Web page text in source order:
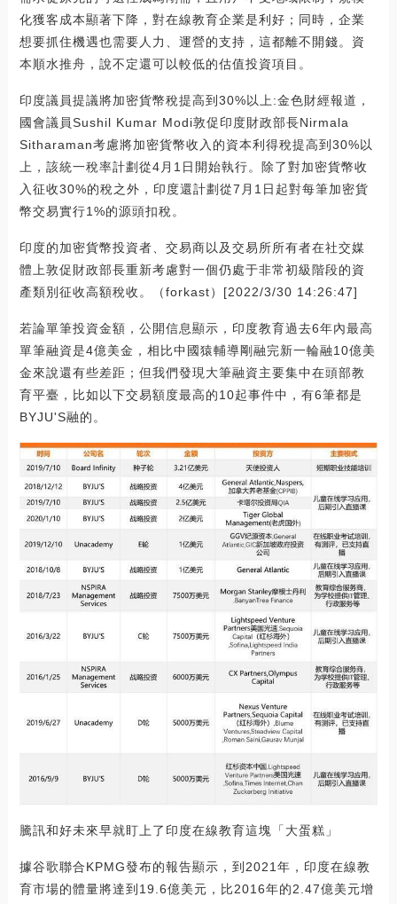
化獲客成本顯著下降，對在線教育企業是利好；同時，企業
想要抓住機遇也需要人力、運營的支持，這都離不開錢。資
本順水推舟，說不定還可以較低的估值投資項目。
印度議員提議將加密貨幣稅提高到30%以上:金色財經報道，
國會議員Sushil Kumar Modi敦促印度財政部長Nirmala
Sitharaman考慮將加密貨幣收入的資本利得稅提高到30%以
上，該統一稅率計劃從4月1日開始執行。除了對加密貨幣收
入征收30%的稅之外，印度還計劃從7月1日起對每筆加密貨
幣交易實行1%的源頭扣稅。
印度的加密貨幣投資者、交易商以及交易所所有者在社交媒
體上敦促財政部長重新考慮對一個仍處于非常初級階段的資
產類別征收高額稅收。（forkast）[2022/3/30 14:26:47]
若論單筆投資金額，公開信息顯示，印度教育過去6年內最高
單筆融資是4億美金，相比中國猿輔導剛融完新一輪融10億美
金來說還有些差距；但我們發現大筆融資主要集中在頭部教
育平臺，比如以下交易額度最高的10起事件中，有6筆都是
BYJU'S融的。
騰訊和好未來早就盯上了印度在線教育這塊「大蛋糕」
據谷歌聯合KPMG發布的報告顯示，到2021年，印度在線教
育市場的體量將達到19.6億美元，比2016年的2.47億美元增